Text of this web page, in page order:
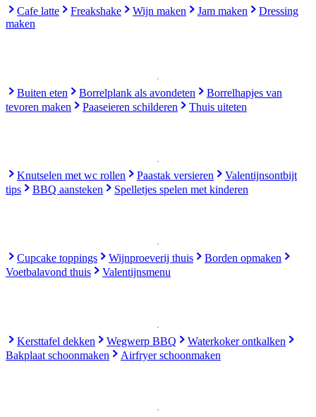
Cafe latte Freakshake Wijn maken Jam maken
Dressing
maken
Buiten eten Borrelplank als avondeten
Borrelhapjes van
tevoren maken
Paaseieren schilderen Thuis uiteten
Knutselen met wc rollen Paastak versieren
Valentijnsontbijt
tips
BBQ aansteken Spelletjes spelen met kinderen
Cupcake toppings Wijnproeverij thuis
Borden opmaken
Voetbalavond thuis
Valentijnsmenu
Kersttafel dekken Wegwerp BBQ
Waterkoker ontkalken
Bakplaat schoonmaken
Airfryer schoonmaken